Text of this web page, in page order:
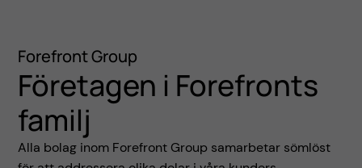
Forefront Group
Företagen i Forefronts
familj
Alla bolag inom Forefront Group samarbetar sömlöst